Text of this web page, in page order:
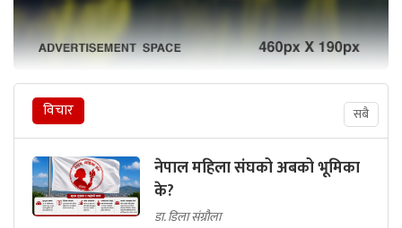
विचार सबै
नेपाल महिला संघको अबको भूमिका
के?
डा. डिला संग्रौला